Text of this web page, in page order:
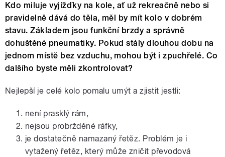
Kdo miluje vyjížďky na kole, ať už rekreačně nebo si
pravidelně dává do těla, měl by mít kolo v dobrém
stavu. Základem jsou funkční brzdy a správně
dohuštěné pneumatiky. Pokud stály dlouhou dobu na
jednom místě bez vzduchu, mohou být i zpuchřelé. Co
dalšího byste měli zkontrolovat?
Nejlepší je celé kolo pomalu umýt a zjistit jestli:
není prasklý rám,
nejsou probržděné ráfky,
je dostatečně namazaný řetěz. Problém je i
vytažený řetěz, který může zničit převodová